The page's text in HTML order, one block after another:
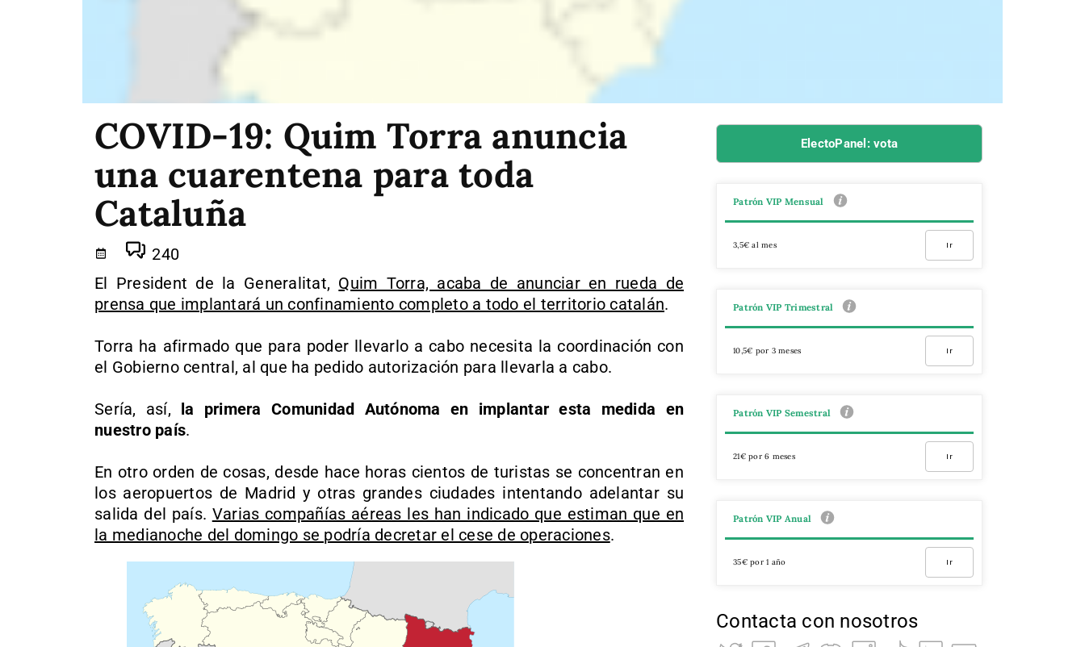
COVID-19: Quim Torra anuncia
una cuarentena para toda
Cataluña
240
El President de la Generalitat, Quim Torra, acaba de anunciar en rueda de
prensa que implantará un confinamiento completo a todo el territorio catalán.
Torra ha afirmado que para poder llevarlo a cabo necesita la coordinación con
el Gobierno central, al que ha pedido autorización para llevarla a cabo.
Sería, así, la primera Comunidad Autónoma en implantar esta medida en
nuestro país.
En otro orden de cosas, desde hace horas cientos de turistas se concentran en
los aeropuertos de Madrid y otras grandes ciudades intentando adelantar su
salida del país. Varias compañías aéreas les han indicado que estiman que en
la medianoche del domingo se podría decretar el cese de operaciones.
ElectoPanel: vota
Patrón VIP Mensual
3,5€ al mes Ir
Patrón VIP Trimestral
10,5€ por 3 meses Ir
Patrón VIP Semestral
21€ por 6 meses Ir
Patrón VIP Anual
35€ por 1 año Ir
Contacta con nosotros